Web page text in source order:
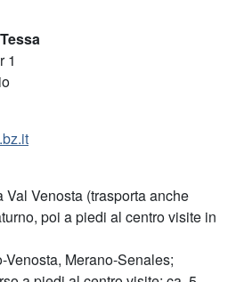
1
Val Venosta (trasporta anche
poi a piedi al centro visite in
Venosta, Merano-Senales;